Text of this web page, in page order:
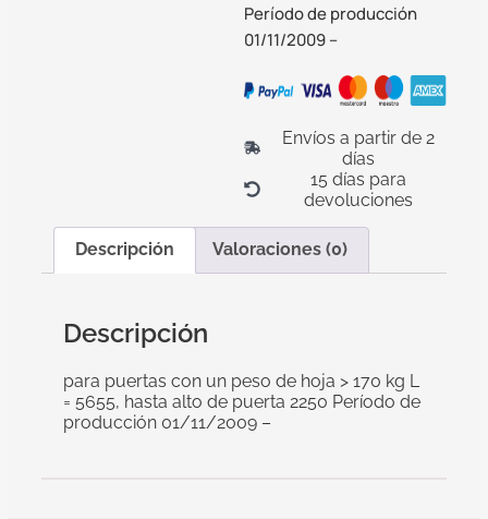
Período de producción
01/11/2009 –
Envíos a partir de 2
días
15 días para
devoluciones
Descripción Valoraciones (0)
Descripción
para puertas con un peso de hoja > 170 kg L
= 5655, hasta alto de puerta 2250 Período de
producción 01/11/2009 –